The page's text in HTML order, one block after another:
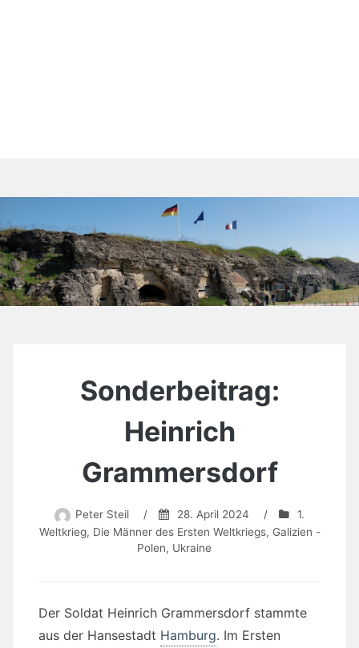
Sonderbeitrag:
Heinrich
Grammersdorf
Peter Steil / 28. April 2024 /
1.
Weltkrieg, Die Männer des Ersten Weltkriegs, Galizien -
Polen, Ukraine
Der Soldat Heinrich Grammersdorf stammte
aus der Hansestadt Hamburg. Im Ersten